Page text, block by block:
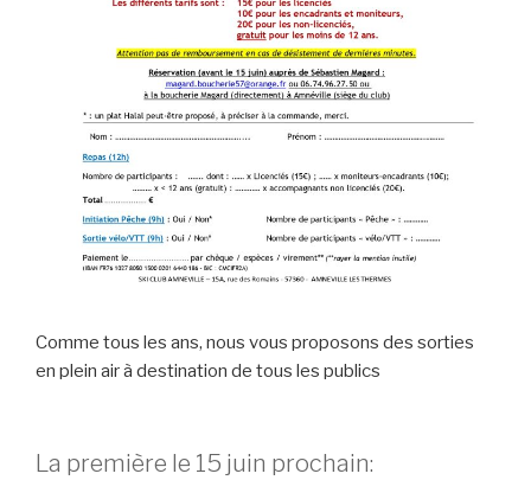
Comme tous les ans, nous vous proposons des sorties
en plein air à destination de tous les publics
La première le 15 juin prochain: